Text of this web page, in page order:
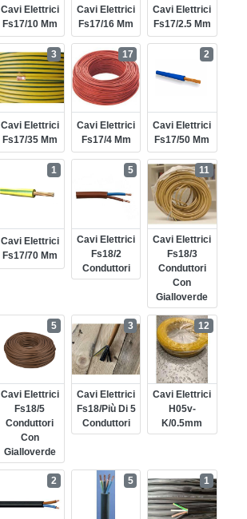
Cavi Elettrici
Fs17/10 Mm
Cavi Elettrici
Fs17/16 Mm
Cavi Elettrici
Fs17/2.5 Mm
Cavi Elettrici
Fs17/35 Mm
3
Cavi Elettrici
Fs17/4 Mm
17
Cavi Elettrici
Fs17/50 Mm
2
Cavi Elettrici
Fs17/70 Mm
1
Cavi Elettrici
Fs18/2
Conduttori
5
Cavi Elettrici
Fs18/3
Conduttori
Con
Gialloverde
11
Cavi Elettrici
Fs18/5
Conduttori
Con
Gialloverde
5
Cavi Elettrici
Fs18/più Di 5
Conduttori
3
Cavi Elettrici
H05v-
K/0.5mm
12
2 5 1